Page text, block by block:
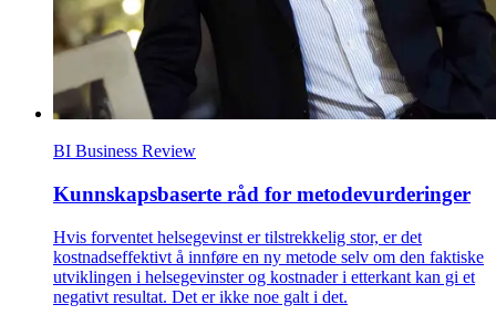
BI Business Review
Kunnskapsbaserte råd for metodevurderinger
Hvis forventet helsegevinst er tilstrekkelig stor, er det
kostnadseffektivt å innføre en ny metode selv om den faktiske
utviklingen i helsegevinster og kostnader i etterkant kan gi et
negativt resultat. Det er ikke noe galt i det.